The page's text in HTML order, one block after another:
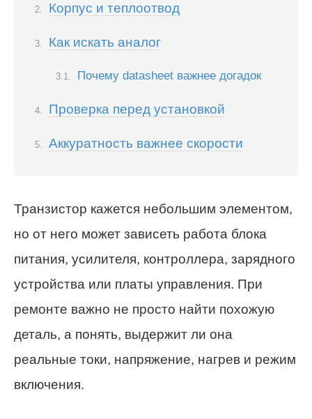
Корпус и теплоотвод
Как искать аналог
Почему datasheet важнее догадок
Проверка перед установкой
Аккуратность важнее скорости
Транзистор кажется небольшим элементом,
но от него может зависеть работа блока
питания, усилителя, контроллера, зарядного
устройства или платы управления. При
ремонте важно не просто найти похожую
деталь, а понять, выдержит ли она
реальные токи, напряжение, нагрев и режим
включения.